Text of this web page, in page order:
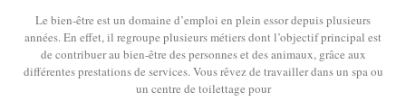
Le bien-être est un domaine d’emploi en plein essor depuis plusieurs
années. En effet, il regroupe plusieurs métiers dont l’objectif principal est
de contribuer au bien-être des personnes et des animaux, grâce aux
différentes prestations de services. Vous rêvez de travailler dans un spa ou
un centre de toilettage pour